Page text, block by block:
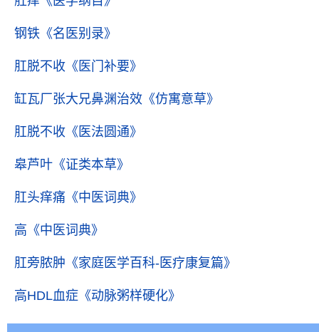
钢铁 《名医别录》
肛脱不收 《医门补要》
缸瓦厂张大兄鼻渊治效 《仿寓意草》
肛脱不收 《医法圆通》
皋芦叶 《证类本草》
肛头痒痛 《中医词典》
高 《中医词典》
肛旁脓肿 《家庭医学百科-医疗康复篇》
高HDL血症 《动脉粥样硬化》